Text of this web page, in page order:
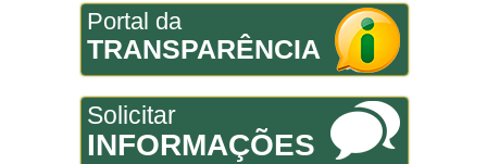
Portal da
TRANSPARÊNCIA
Solicitar
INFORMAÇÕES